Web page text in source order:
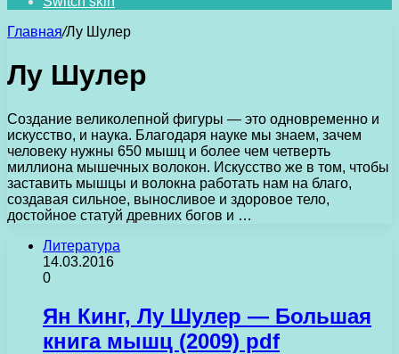
Главная/Лу Шулер
Лу Шулер
Создание великолепной фигуры — это одновременно и
искусство, и наука. Благодаря науке мы знаем, зачем
человеку нужны 650 мышц и более чем четверть
миллиона мышечных волокон. Искусство же в том, чтобы
заставить мышцы и волокна работать нам на благо,
создавая сильное, выносливое и здоровое тело,
достойное статуй древних богов и …
Литература
14.03.2016
0
Ян Кинг, Лу Шулер — Большая
книга мышц (2009) pdf